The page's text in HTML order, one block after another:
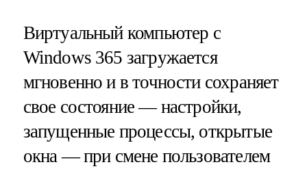
Виртуальный компьютер с
Windows 365 загружается
мгновенно и в точности сохраняет
свое состояние — настройки,
запущенные процессы, открытые
окна — при смене пользователем